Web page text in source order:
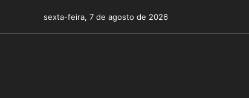
o
sexta-feira, 7 de agosto de 2026